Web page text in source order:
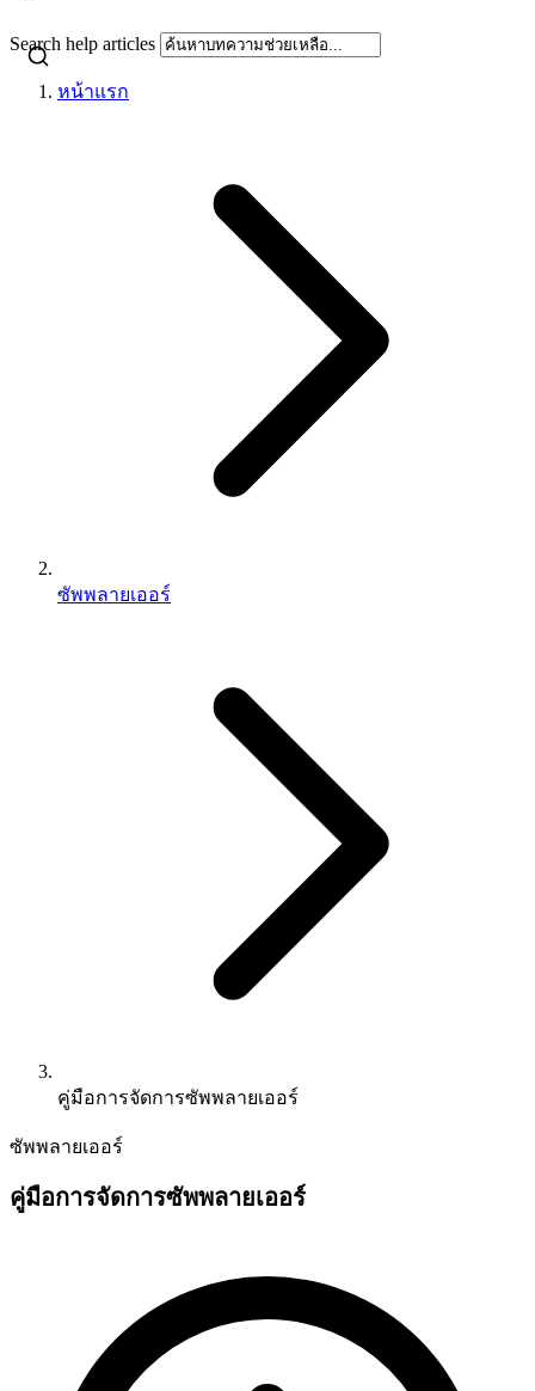
Search help articles
หน้าแรก
ซัพพลายเออร์
คู่มือการจัดการซัพพลายเออร์
ซัพพลายเออร์
คู่มือการจัดการซัพพลายเออร์